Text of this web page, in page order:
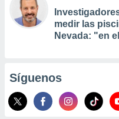
medir las
Nevada: "en
Síguenos